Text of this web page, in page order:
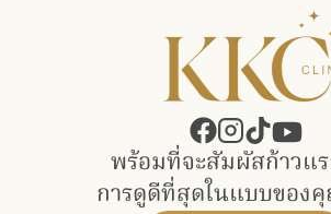
พร้อมที่จะสัมผัสก้าวแ
การดูดีที่สุดในแบบของ